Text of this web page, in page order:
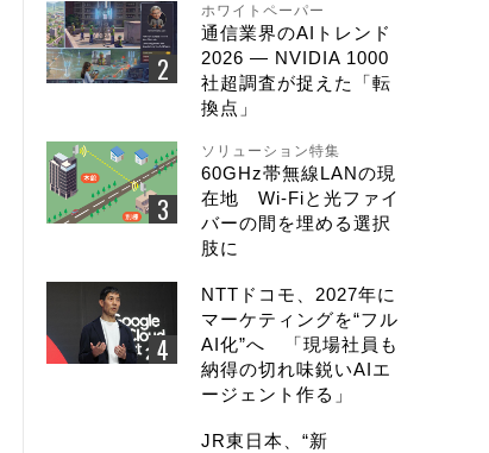
ホワイトペーパー
通信業界のAIトレンド
2026 ― NVIDIA 1000
社超調査が捉えた「転
換点」
ソリューション特集
60GHz帯無線LANの現
在地 Wi-Fiと光ファイ
バーの間を埋める選択
肢に
NTTドコモ、2027年に
マーケティングを“フル
AI化”へ 「現場社員も
納得の切れ味鋭いAIエ
ージェント作る」
JR東日本、“新